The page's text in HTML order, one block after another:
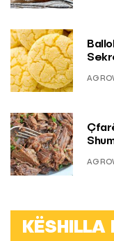
KËSHILLA